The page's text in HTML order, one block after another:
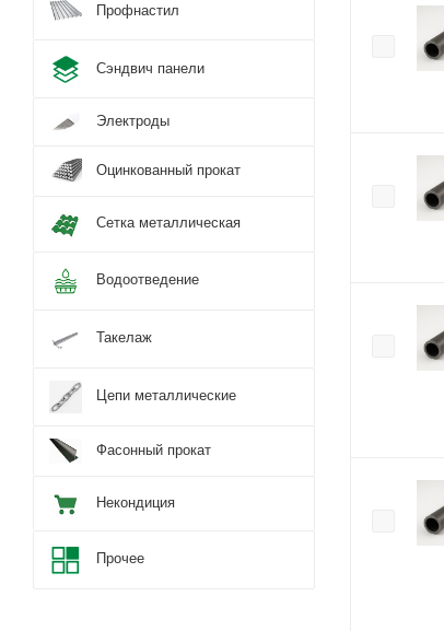
Профнастил
Сэндвич панели
Электроды
Оцинкованный прокат
Сетка металлическая
Водоотведение
Такелаж
Цепи металлические
Фасонный прокат
Некондиция
Прочее